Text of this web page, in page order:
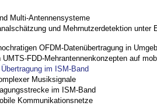
Multi-Antennensysteme
und Mehrnutzerdetektion unter
OFDM-Datenübertragung in
FDD-Mehrantennenkonzepten auf
im ISM-Band
Musiksignale
im ISM-Band
Kommunikationsnetze